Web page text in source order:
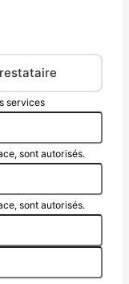
services
sont autorisés.
sont autorisés.